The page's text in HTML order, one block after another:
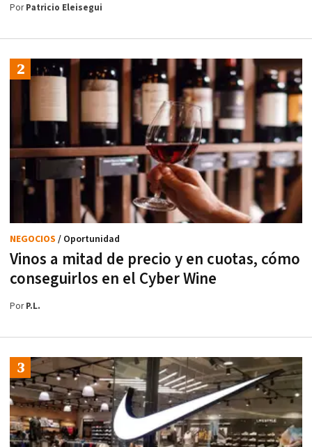
PorPatricio Eleisegui
Vinos a mitad de precio y en cuotas, cómo
conseguirlos en el Cyber Wine
NEGOCIOS / Oportunidad
PorP.L.